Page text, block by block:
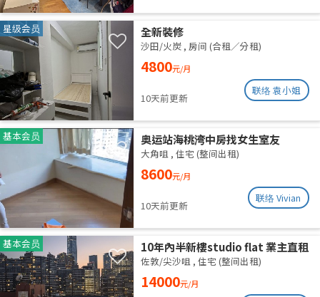
星级会员 全新裝修
沙田/火炭 , 房间 (合租／分租)
4800元/月
10天前更新
联络 袁小姐
基本会员 奥运站海桃湾中房找女生室友
大角咀 , 住宅 (整间出租)
8600元/月
10天前更新
联络 Vivian
基本会员 10年內半新樓studio flat 業主直租
佐敦/尖沙咀 , 住宅 (整间出租)
14000元/月